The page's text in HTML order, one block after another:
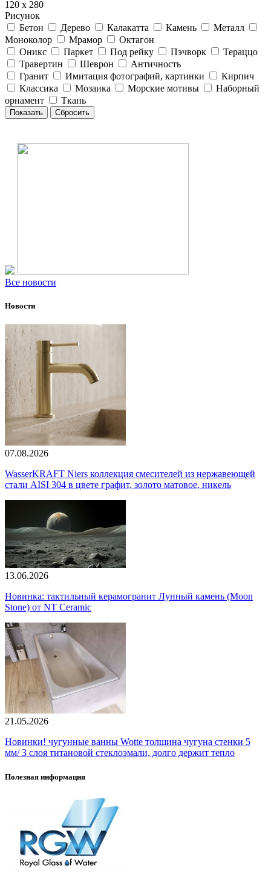
120 x 280
Рисунок
Бетон
Дерево Калакатта Камень
Металл
Моноколор
Мрамор
Октагон
Оникс
Паркет Под рейку Пэчворк
Тераццо
Травертин
Шеврон
Античность
Гранит
Имитация фотографий, картинки
Кирпич
Классика
Мозаика Морские мотивы
Наборный
орнамент
Ткань
Все новости
Новости
07.08.2026
WasserKRAFT Niers коллекция смесителей из нержавеющей
стали AISI 304 в цвете графит, золото матовое, никель
13.06.2026
Новинка: тактильный керамогранит Лунный камень (Moon
Stone) от NT Ceramic
21.05.2026
Новинки! чугунные ванны Wotte толщина чугуна стенки 5
мм/ 3 слоя титановой стеклоэмали, долго держит тепло
Полезная информация